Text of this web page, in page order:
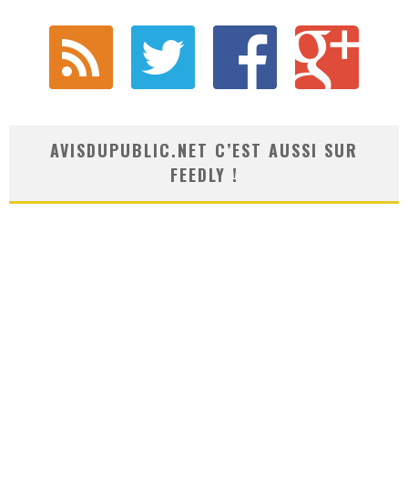
AVISDUPUBLIC.NET C’EST AUSSI SUR
FEEDLY !